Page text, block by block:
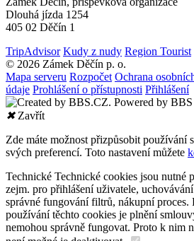
Dlouhá jízda 1254
405 02 Děčín 1
TripAdvisor Kudy z nudy Region Tourist
© 2026 Zámek Děčín p. o.
Mapa serveru Rozpočet Ochrana
údaje Prohlášení o přístupnosti Přihlášení
✖Zavřít
Zde máte možnost přizpůsobit používání
svých preferencí. Toto nastavení můžete
Technické Technické cookies jsou nutné
zejm. pro přihlášení uživatele,
správné fungování filtrů, nákupní proces.
používání těchto cookies je plnění
nemohou správně fungovat. Proto k nim